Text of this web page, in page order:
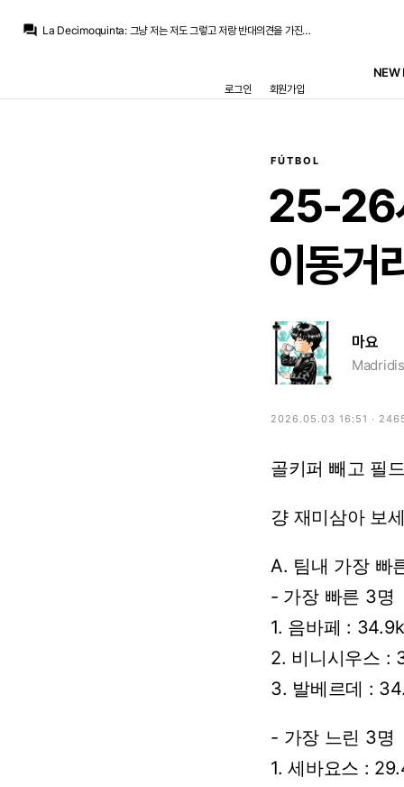
question_answer La Decimoquinta: 그냥 저는 저도 그렇고 저랑 반대의견을 가진 사람도 그렇고 페레스나 선수들도 그렇고
로드리가 오먄 베스트지만 안와도 이미 better이죠
그걸 왜 페레스가 만들어냈다고 생각하시는지가 이해가 안되니까 하는 이야기죠
NEW
로그인 회원가입
FÚTBOL
25-26
이동거
마요
2026.05.03 16:51 ·
골키퍼 빼고 필
걍 재미삼아 보
A. 팀내 가장 빠
- 가장 빠른 3명
1. 음바페 :
2. 비니시우스 :
3. 발베르데 :
- 가장 느린 3명
1.세바요스 :